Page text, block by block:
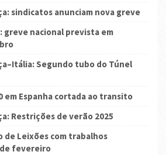
sindicatos anunciam nova greve
greve nacional prevista em
Segundo tubo do Túnel
em Espanha cortada ao transito
Restrições de verão 2025
de Leixões com trabalhos
de fevereiro